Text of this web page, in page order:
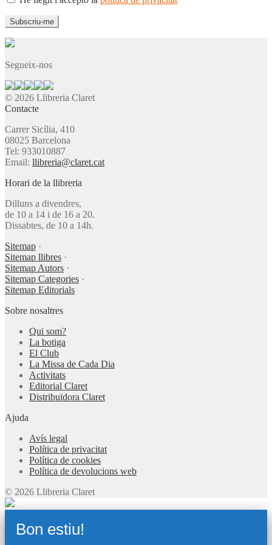
Segueix-nos
© 2026 Llibreria Claret
Contacte
Carrer Sicília, 410
08025 Barcelona
Tel: 933010887
Email: llibreria@claret.cat
Horari de la llibreria
Dilluns a divendres,
de 10 a 14 i de 16 a 20.
Dissabtes, de 10 a 14h.
Sitemap ·
Sitemap llibres ·
Sitemap Autors ·
Sitemap Categories ·
Sitemap Editorials
Sobre nosaltres
Qui som?
La botiga
El Club
La Missa de Cada Dia
Activitats
Editorial Claret
Distribuïdora Claret
Ajuda
Avís legal
Política de privacitat
Política de cookies
Política de devolucions web
© 2026 Llibreria Claret
Bon estiu!